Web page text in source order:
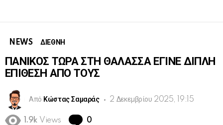
NEWS ΔΙΕΘΝΗ
ΠΑΝΙΚΟΣ ΤΩΡΑ ΣΤΗ ΘΑΛΑΣΣΑ ΕΓΙΝΕ ΔΙΠΛΗ
ΕΠΙΘΕΣΗ ΑΠΟ ΤΟΥΣ
Από Κώστας Σαμαράς 2 Δεκεμβρίου 2025, 19:15
1.9k Views 0